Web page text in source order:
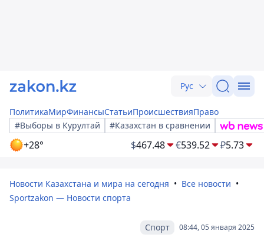
Рус
ПолитикаМирФинансыСтатьиПроисшествияПраво
#Выборы в Курултай
#Казахстан в сравнении
+28° $467.48 €539.52 ₽5.73
Новости Казахстана и мира на сегодня
Все новости
Sportzakon — Новости спорта
08:44, 05 января 2025
Спорт